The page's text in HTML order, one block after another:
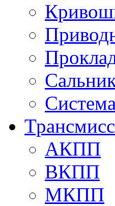
АКПП
ВКПП
МКПП